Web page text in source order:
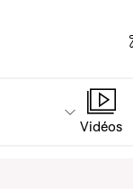
Vidéos